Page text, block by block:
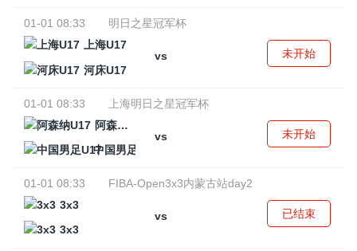
01-01 08:33
明日之星冠军杯
上海U17
vs
河床U17
未开始
01-01 08:33
上海明日之星冠军杯
阿森纳U17
vs
中国男足U17
未开始
01-01 08:33
FIBA-Open3x3内蒙古站day2
3x3
vs
3x3
已结束